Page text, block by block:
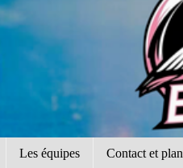
Les équipes Contact et plan